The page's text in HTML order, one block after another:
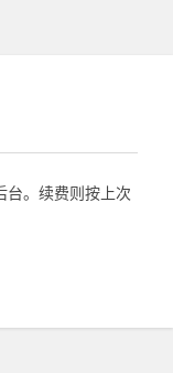
台。续费则按上次